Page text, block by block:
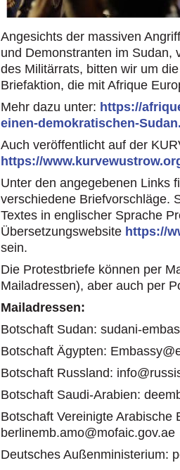
Angesichts der massiven
und Demonstranten im Sudan,
des Militärrats, bitten wir um
Briefaktion, die mit Afrique
Mehr dazu unter: https://
einen-demokratischen-
Auch veröffentlicht auf der
https://
Unter den angegebenen Links
verschiedene Briefvorschläge.
Textes in englischer Sprache
Übersetzungswebsite https://
sein.
Die Protestbriefe können per
Mailadressen), aber auch per
Mailadressen:
Botschaft Sudan: sudani-
Botschaft Ägypten:
Botschaft Russland:
Botschaft Saudi-Arabien:
Botschaft Vereinigte Arabische
berlinemb.amo@mofaic.gov.ae
Deutsches Außenministerium: